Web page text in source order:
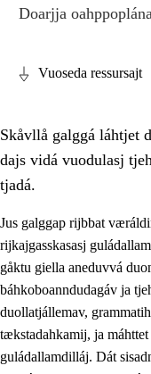
2. Prinsihpa
2.1 Sosiála
2.2 Máhtudahka
2.3 Vuodulasj
Doarjja
Vuoseda ressursajt
Skåvllå galggá láhtjet
dajs vidá vuodulasj
tjadá.
Jus galggap rijbbat
rijkajgasskasasj
gåktu giella aneduvvá
báhkoboanndudagáv ja
duollatjállemav,
tækstadahkamij, ja
guládallamdilláj. Dát